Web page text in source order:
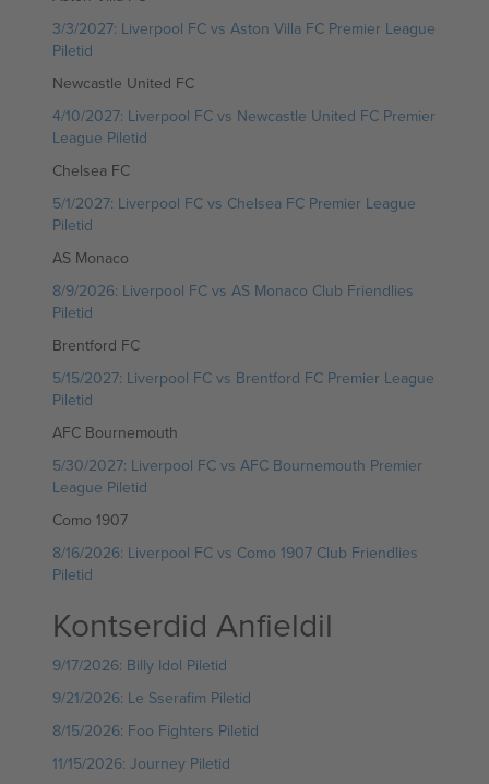
3/3/2027: Liverpool FC vs Aston Villa FC Premier League
Piletid
Newcastle United FC
4/10/2027: Liverpool FC vs Newcastle United FC Premier
League Piletid
Chelsea FC
5/1/2027: Liverpool FC vs Chelsea FC Premier League
Piletid
AS Monaco
8/9/2026: Liverpool FC vs AS Monaco Club Friendlies
Piletid
Brentford FC
5/15/2027: Liverpool FC vs Brentford FC Premier League
Piletid
AFC Bournemouth
5/30/2027: Liverpool FC vs AFC Bournemouth Premier
League Piletid
Como 1907
8/16/2026: Liverpool FC vs Como 1907 Club Friendlies
Piletid
Kontserdid Anfieldil
9/17/2026: Billy Idol Piletid
9/21/2026: Le Sserafim Piletid
8/15/2026: Foo Fighters Piletid
11/15/2026: Journey Piletid